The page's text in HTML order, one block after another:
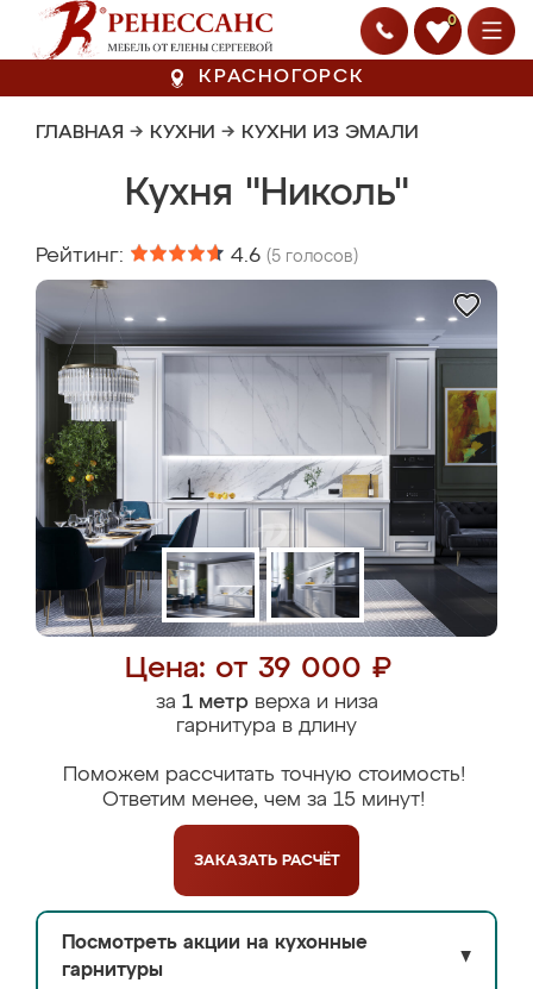
0
КРАСНОГОРСК
ГЛАВНАЯ → КУХНИ → КУХНИ ИЗ ЭМАЛИ
Кухня "Николь"
Рейтинг: 4.6 (5 голосов)
Цена: от 39 000 ₽
за 1 метрверха и низа
гарнитура в длину
Поможем рассчитать точную стоимость!
Ответим менее, чем за 15 минут!
ЗАКАЗАТЬ РАСЧЁТ
Посмотреть акции на кухонные
гарнитуры
▼